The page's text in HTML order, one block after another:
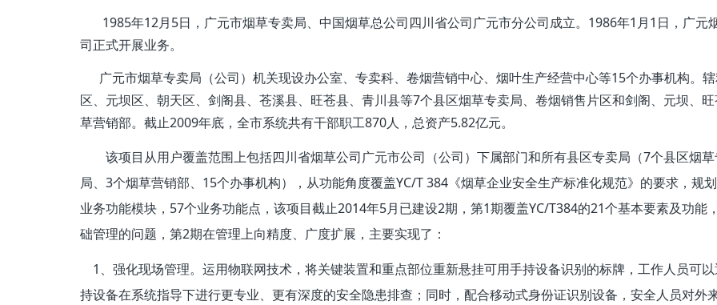
1985年12月5日，广元市烟草专卖局、中国烟草总公司四川省公司广元市分公司成立。1986年1月1日，广元
司正式开展业务。
广元市烟草专卖局（公司）机关现设办公室、专卖科、卷烟营销中心、烟叶生产经营中心等15个办事机构。
区、元坝区、朝天区、剑阁县、苍溪县、旺苍县、青川县等7个县区烟草专卖局、卷烟销售片区和剑阁、元坝、
草营销部。截止2009年底，全市系统共有干部职工870人，总资产5.82亿元。
该项目从用户覆盖范围上包括四川省烟草公司广元市公司（公司）下属部门和所有县区专卖局（7个县区烟
局、3个烟草营销部、15个办事机构），从功能角度覆盖YC/T 384《烟草企业安全生产标准化规范》的要求，规
业务功能模块，57个业务功能点，该项目截止2014年5月已建设2期，第1期覆盖YC/T384的21个基本要素及功能
础管理的问题，第2期在管理上向精度、广度扩展，主要实现了：
1、强化现场管理。运用物联网技术，将关键装置和重点部位重新悬挂可用手持设备识别的标牌，工作人员可
持设备在系统指导下进行更专业、更有深度的安全隐患排查；同时，配合移动式身份证识别设备，安全人员对外